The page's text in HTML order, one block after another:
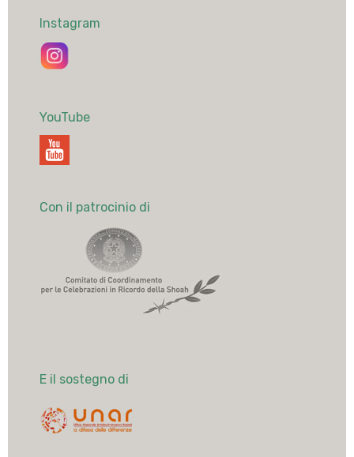
Instagram
YouTube
Con il patrocinio di
E il sostegno di